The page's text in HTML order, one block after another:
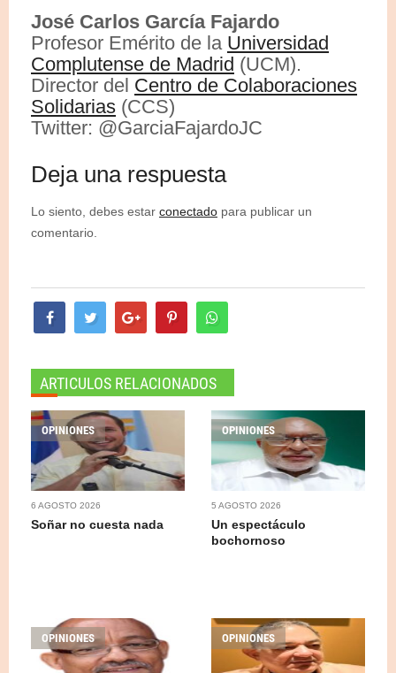
José Carlos García Fajardo
Profesor Emérito de la Universidad
Complutense de Madrid (UCM).
Director del Centro de Colaboraciones
Solidarias (CCS)
Twitter: @GarciaFajardoJC
Deja una respuesta
Lo siento, debes estar conectado para publicar un
comentario.
ARTICULOS RELACIONADOS
OPINIONES
6 AGOSTO 2026
Soñar no cuesta nada
OPINIONES
5 AGOSTO 2026
Un espectáculo
bochornoso
OPINIONES OPINIONES